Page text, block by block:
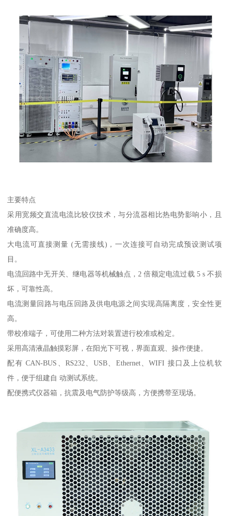
主要特点
采用宽频交直流电流比较仪技术，与分流器相比热电势影响小，且
准确度高。
大电流可直接测量 (无需接线)，一次连接可自动完成预设测试项
目。
电流回路中无开关、继电器等机械触点，2 倍额定电流过载 5 s 不损
坏，可靠性高。
电流测量回路与电压回路及供电电源之间实现高隔离度，安全性更
高。
带校准端子，可使用二种方法对装置进行校准或检定。
采用高清液晶触摸彩屏，在阳光下可视，界面直观、操作便捷。
配有 CAN-BUS、RS232、USB、Ethernet、WIFI 接口及上位机软
件，便于组建自 动测试系统。
配便携式仪器箱，抗震及电气防护等级高，方便携带至现场。